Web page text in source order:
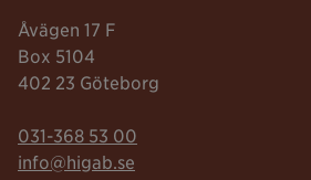
Åvägen 17 F
Box 5104
402 23 Göteborg
Telefonnummer:
031-368 53 00
Mailadress:
info@higab.se